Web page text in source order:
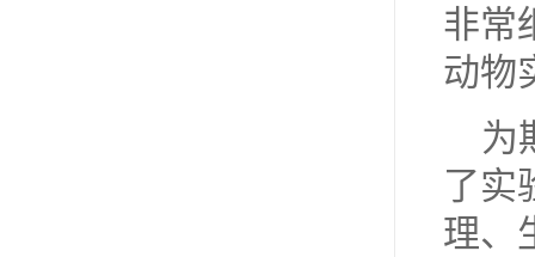
非常
动物
为
了实
理、